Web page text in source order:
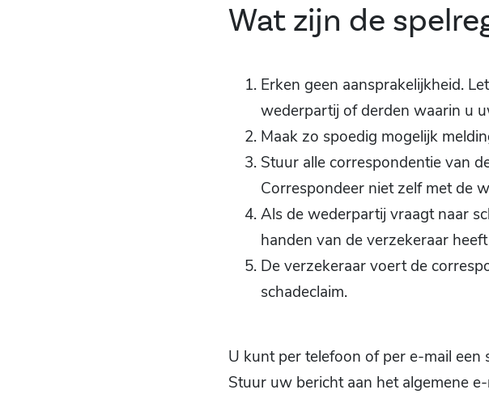
Wat zijn de
Erken geen aansprakelijkheid.
wederpartij of derden waarin u
Maak zo spoedig mogelijk
Stuur alle correspondentie van
Correspondeer niet zelf met de
Als de wederpartij vraagt naar
handen van de verzekeraar
De verzekeraar voert de
schadeclaim.
U kunt per telefoon of per e-mail een
Stuur uw bericht aan het algemene